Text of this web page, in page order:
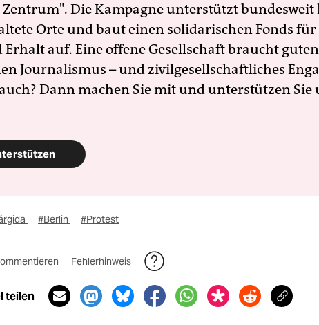
Die Kampagne unterstützt bundesweit
Orte und baut einen solidarischen Fonds
Erhalt auf. Eine offene Gesellschaft braucht
Journalismus – und zivilgesellschaftliches
Dann machen Sie mit und unterstützen Sie
#Berlin #Protest
Fehlerhinweis
teilen